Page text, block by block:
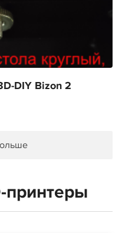
DIY Bizon 2